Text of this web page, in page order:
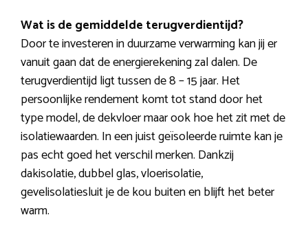
Wat is de gemiddelde terugverdientijd?
Door te investeren in duurzame verwarming kan jij er
vanuit gaan dat de energierekening zal dalen. De
terugverdientijd ligt tussen de 8 – 15 jaar. Het
persoonlijke rendement komt tot stand door het
type model, de dekvloer maar ook hoe het zit met de
isolatiewaarden. In een juist geïsoleerde ruimte kan je
pas echt goed het verschil merken. Dankzij
dakisolatie, dubbel glas, vloerisolatie,
gevelisolatiesluit je de kou buiten en blijft het beter
warm.